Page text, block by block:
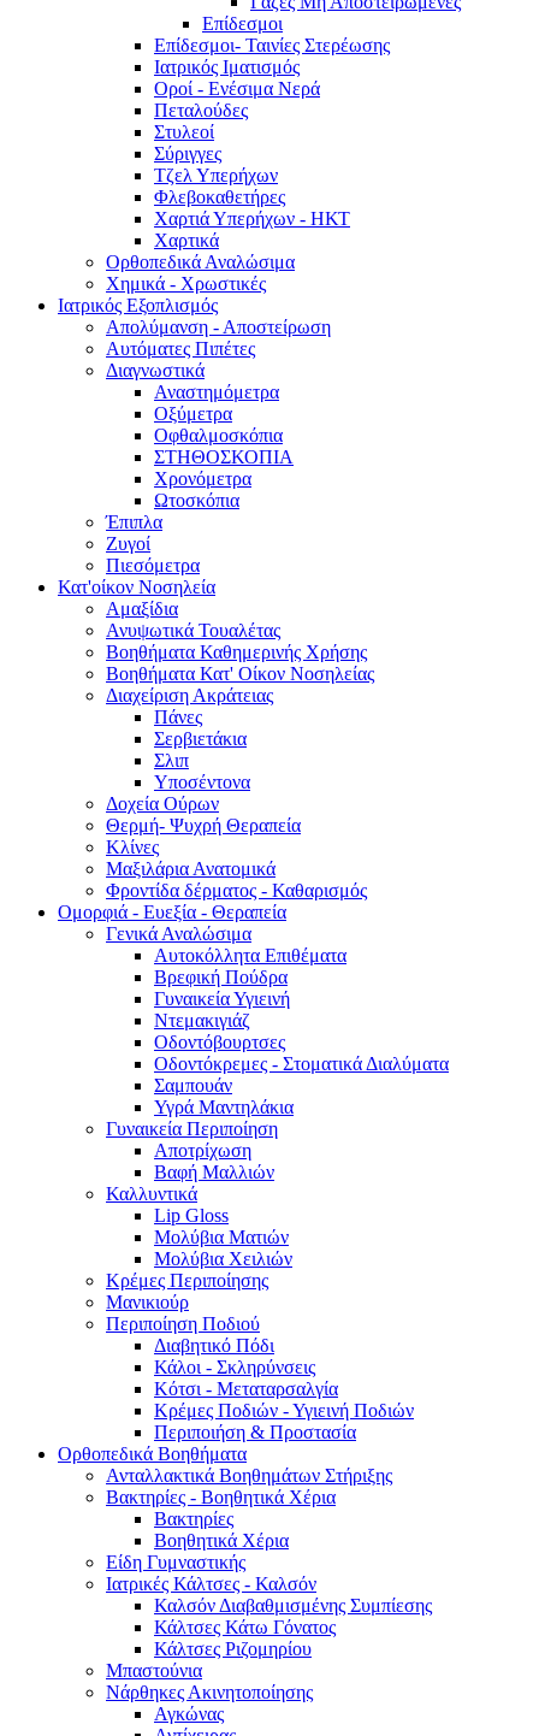
Επίδεσμοι
Επίδεσμοι- Ταινίες Στερέωσης
Ιατρικός Ιματισμός
Οροί - Ενέσιμα Νερά
Πεταλούδες
Στυλεοί
Σύριγγες
Τζελ Υπερήχων
Φλεβοκαθετήρες
Χαρτιά Υπερήχων - ΗΚΤ
Χαρτικά
Ορθοπεδικά Αναλώσιμα
Χημικά - Χρωστικές
Ιατρικός Εξοπλισμός
Απολύμανση - Αποστείρωση
Αυτόματες Πιπέτες
Διαγνωστικά
Αναστημόμετρα
Οξύμετρα
Οφθαλμοσκόπια
ΣΤΗΘΟΣΚΟΠΙΑ
Χρονόμετρα
Ωτοσκόπια
Έπιπλα
Ζυγοί
Πιεσόμετρα
Κατ'οίκον Νοσηλεία
Αμαξίδια
Ανυψωτικά Τουαλέτας
Βοηθήματα Καθημερινής Χρήσης
Βοηθήματα Κατ' Οίκον Νοσηλείας
Διαχείριση Ακράτειας
Πάνες
Σερβιετάκια
Σλιπ
Υποσέντονα
Δοχεία Ούρων
Θερμή- Ψυχρή Θεραπεία
Κλίνες
Μαξιλάρια Ανατομικά
Φροντίδα δέρματος - Καθαρισμός
Ομορφιά - Ευεξία - Θεραπεία
Γενικά Αναλώσιμα
Αυτοκόλλητα Επιθέματα
Βρεφική Πούδρα
Γυναικεία Υγιεινή
Ντεμακιγιάζ
Οδοντόβουρτσες
Οδοντόκρεμες - Στοματικά Διαλύματα
Σαμπουάν
Υγρά Μαντηλάκια
Γυναικεία Περιποίηση
Αποτρίχωση
Βαφή Μαλλιών
Καλλυντικά
Lip Gloss
Μολύβια Ματιών
Μολύβια Χειλιών
Κρέμες Περιποίησης
Μανικιούρ
Περιποίηση Ποδιού
Διαβητικό Πόδι
Κάλοι - Σκληρύνσεις
Κότσι - Μεταταρσαλγία
Κρέμες Ποδιών - Υγιεινή Ποδιών
Περιποιήση & Προστασία
Ορθοπεδικά Βοηθήματα
Ανταλλακτικά Βοηθημάτων Στήριξης
Βακτηρίες - Βοηθητικά Χέρια
Βακτηρίες
Βοηθητικά Χέρια
Είδη Γυμναστικής
Ιατρικές Κάλτσες - Καλσόν
Καλσόν Διαβαθμισμένης Συμπίεσης
Κάλτσες Κάτω Γόνατος
Κάλτσες Ριζομηρίου
Μπαστούνια
Νάρθηκες Ακινητοποίησης
Αγκώνας